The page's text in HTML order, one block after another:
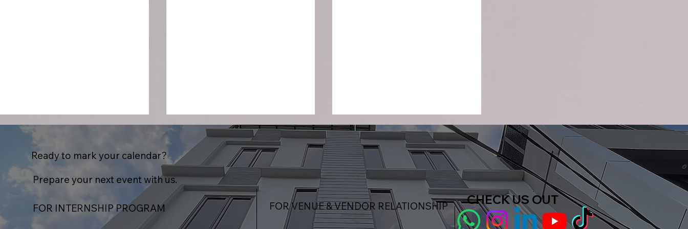
Genki Moko Moko
ABB ELDS : Memperkuat
ABB Goes to Sumba x
Ready to mark your calendar?
Prepare your next event with us.
FOR INTERNSHIP PROGRAM FOR VENUE & VENDOR RELATIONSHIP CHECK US OUT